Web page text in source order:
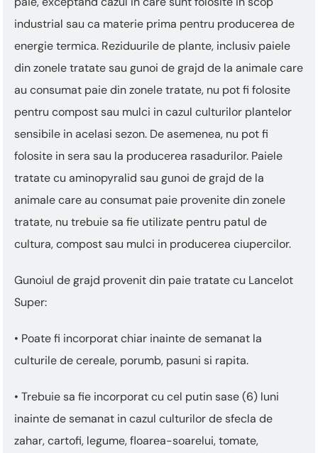
industrial sau ca materie prima pentru producerea de
energie termica. Reziduurile de plante, inclusiv paiele
din zonele tratate sau gunoi de grajd de la animale care
au consumat paie din zonele tratate, nu pot fi folosite
pentru compost sau mulci in cazul culturilor plantelor
sensibile in acelasi sezon. De asemenea, nu pot fi
folosite in sera sau la producerea rasadurilor. Paiele
tratate cu aminopyralid sau gunoi de grajd de la
animale care au consumat paie provenite din zonele
tratate, nu trebuie sa fie utilizate pentru patul de
cultura, compost sau mulci in producerea ciupercilor.
Gunoiul de grajd provenit din paie tratate cu Lancelot
Super:
• Poate fi incorporat chiar inainte de semanat la
culturile de cereale, porumb, pasuni si rapita.
• Trebuie sa fie incorporat cu cel putin sase (6) luni
inainte de semanat in cazul culturilor de sfecla de
zahar, cartofi, legume, floarea-soarelui, tomate,